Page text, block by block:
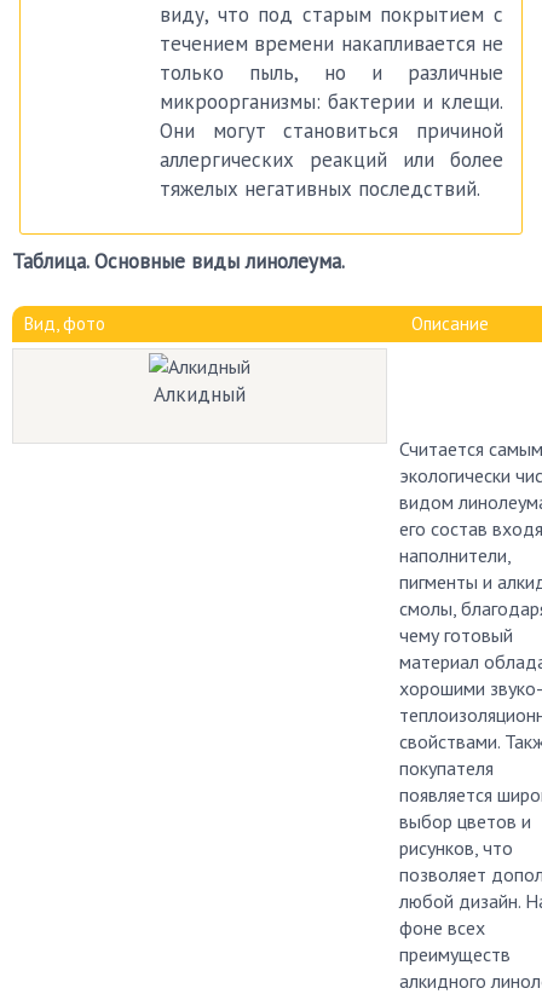
виду, что под старым покрытием с
течением времени накапливается не
только пыль, но и различные
микроорганизмы: бактерии и клещи.
Они могут становиться причиной
аллергических реакций или более
тяжелых негативных последствий.
Таблица. Основные виды линолеума.
Вид, фото Описание
Алкидный
Считается самым
экологически
видом
его состав
наполнители,
пигменты и
смолы,
чему готовый
материал
хорошими
свойствами.
покупателя
появляется
выбор цветов и
рисунков, что
позволяет
любой дизайн.
фоне всех
преимуществ
алкидного